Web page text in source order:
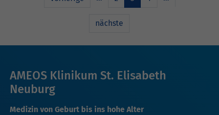
nächste
AMEOS Klinikum St. Elisabeth
Neuburg
Medizin von Geburt bis ins hohe Alter